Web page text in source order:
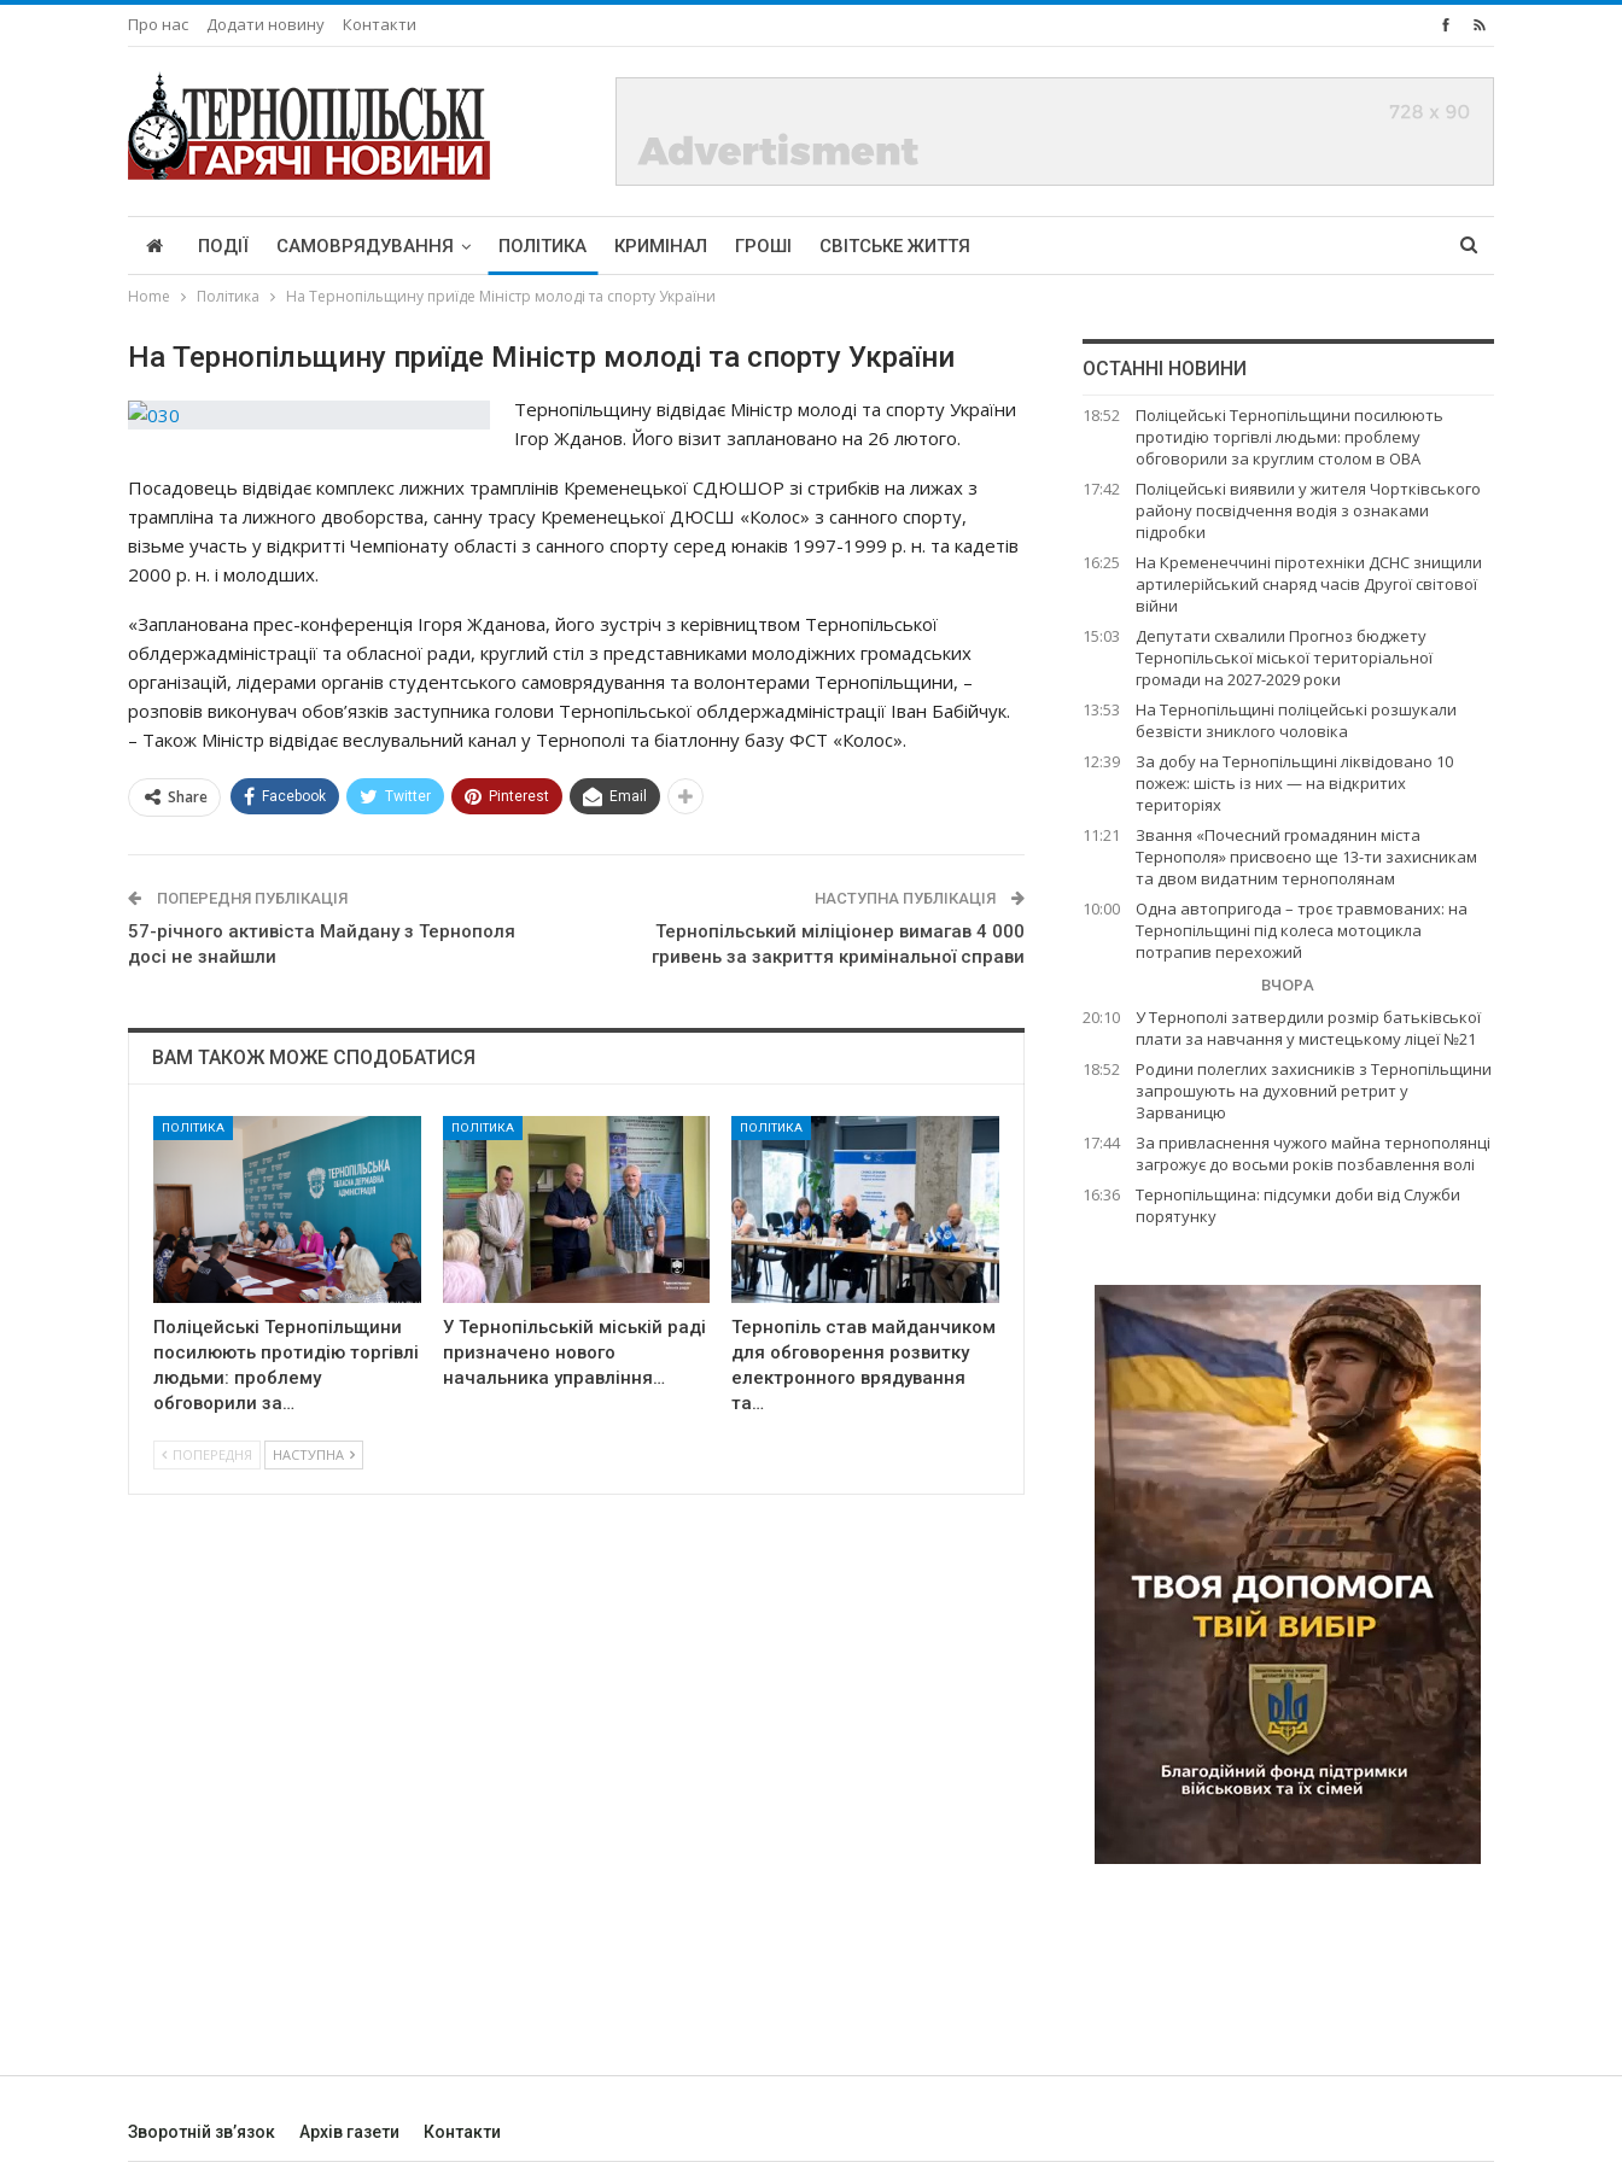
Про нас Додати новину Контакти
ПОДІЇ САМОВРЯДУВАННЯ ПОЛІТИКА КРИМІНАЛ ГРОШІ СВІТСЬКЕ ЖИТТЯ
Home Політика На Тернопільщину приїде Міністр молоді та спорту України
На Тернопільщину приїде Міністр молоді та спорту України
Тернопільщину відвідає Міністр молоді та спорту України
Ігор Жданов. Його візит заплановано на 26 лютого.
Посадовець відвідає комплекс лижних трамплінів Кременецької СДЮШОР зі стрибків на лижах з
трампліна та лижного двоборства, санну трасу Кременецької ДЮСШ «Колос» з санного спорту,
візьме участь у відкритті Чемпіонату області з санного спорту серед юнаків 1997-1999 р. н. та кадетів
2000 р. н. і молодших.
«Запланована прес-конференція Ігоря Жданова, його зустріч з керівництвом Тернопільської
облдержадміністрації та обласної ради, круглий стіл з представниками молодіжних громадських
організацій, лідерами органів студентського самоврядування та волонтерами Тернопільщини, –
розповів виконувач обов’язків заступника голови Тернопільської облдержадміністрації Іван Бабійчук.
– Також Міністр відвідає веслувальний канал у Тернополі та біатлонну базу ФСТ «Колос».
Share Facebook Twitter Pinterest Email
ПОПЕРЕДНЯ ПУБЛІКАЦІЯ
57-річного активіста Майдану з Тернополя
досі не знайшли
НАСТУПНА ПУБЛІКАЦІЯ
Тернопільський міліціонер вимагав 4 000
гpивeнь зa закриття кримінальної справи
ВАМ ТАКОЖ МОЖЕ СПОДОБАТИСЯ
ПОЛІТИКА
Поліцейські Тернопільщини
посилюють протидію торгівлі
людьми: проблему
обговорили за…
ПОЛІТИКА
У Тернопільській міській раді
призначено нового
начальника управління…
ПОЛІТИКА
Тернопіль став майданчиком
для обговорення розвитку
електронного врядування
та…
ПОПЕРЕДНЯ НАСТУПНА
ОСТАННІ НОВИНИ
18:52
Поліцейські Тернопільщини посилюють
протидію торгівлі людьми: проблему
обговорили за круглим столом в ОВА
17:42
Поліцейські виявили у жителя Чортківського
району посвідчення водія з ознаками
підробки
16:25
На Кременеччині піротехніки ДСНС знищили
артилерійський снаряд часів Другої світової
війни
15:03
Депутати схвалили Прогноз бюджету
Тернопільської міської територіальної
громади на 2027-2029 роки
13:53
На Тернопільщині поліцейські розшукали
безвісти зниклого чоловіка
12:39
За добу на Тернопільщині ліквідовано 10
пожеж: шість із них — на відкритих
територіях
11:21
Звання «Почесний громадянин міста
Тернополя» присвоєно ще 13-ти захисникам
та двом видатним тернополянам
10:00
Одна автопригода – троє травмованих: на
Тернопільщині під колеса мотоцикла
потрапив перехожий
ВЧОРА
20:10
У Тернополі затвердили розмір батьківської
плати за навчання у мистецькому ліцеї №21
18:52
Родини полеглих захисників з Тернопільщини
запрошують на духовний ретрит у
Зарваницю
17:44
За привласнення чужого майна тернополянці
загрожує до восьми років позбавлення волі
16:36
Тернопільщина: підсумки доби від Служби
порятунку
Зворотній зв’язок Архів газети Контакти